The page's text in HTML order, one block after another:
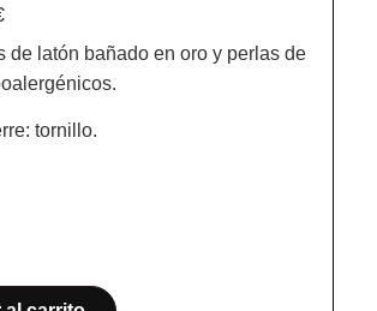
de latón bañado en oro y perlas de
tornillo.